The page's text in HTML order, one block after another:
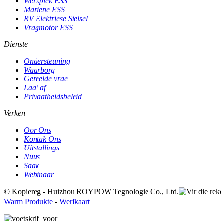
Mariene ESS
RV Elektriese Stelsel
Vragmotor ESS
Dienste
Ondersteuning
Waarborg
Gereelde vrae
Laai af
Privaatheidsbeleid
Verken
Oor Ons
Kontak Ons
Uitstallings
Nuus
Saak
Webinaar
© Kopiereg - Huizhou ROYPOW Tegnologie Co., Ltd.
Warm Produkte - Werfkaart